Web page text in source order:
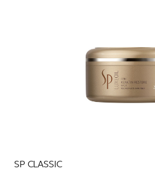
SP CLASSIC